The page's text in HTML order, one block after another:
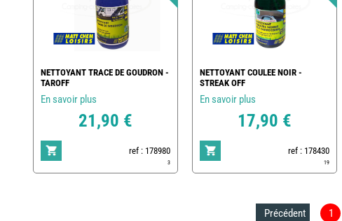
NETTOYANT TRACE DE GOUDRON -
TAROFF
En savoir plus
21,90 €
ref : 178980
3
NETTOYANT COULEE NOIR -
STREAK OFF
En savoir plus
17,90 €
ref : 178430
19
Précédent 1